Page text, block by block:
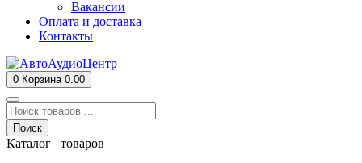
Вакансии
Оплата и доставка
Контакты
0 Корзина 0.00
Поиск
Каталог товаров